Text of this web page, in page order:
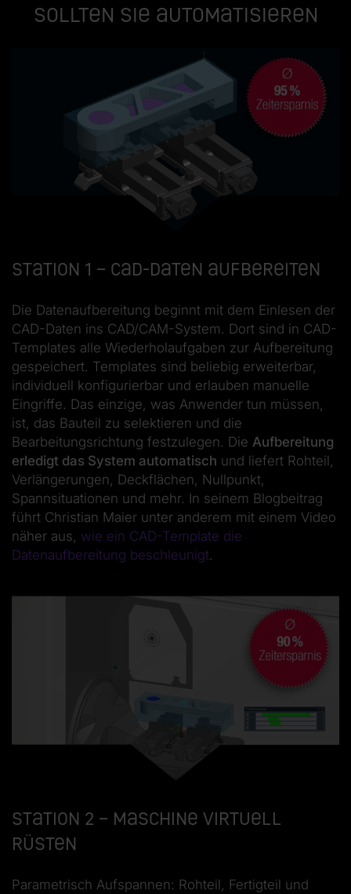
sollten Sie automatisieren
Station 1 – CAD-Daten aufbereiten
Die Datenaufbereitung beginnt mit dem Einlesen der
CAD-Daten ins CAD/CAM-System. Dort sind in CAD-
Templates alle Wiederholaufgaben zur Aufbereitung
gespeichert. Templates sind beliebig erweiterbar,
individuell konfigurierbar und erlauben manuelle
Eingriffe. Das einzige, was Anwender tun müssen,
ist, das Bauteil zu selektieren und die
Bearbeitungsrichtung festzulegen. Die Aufbereitung
erledigt das System automatisch und liefert Rohteil,
Verlängerungen, Deckflächen, Nullpunkt,
Spannsituationen und mehr. In seinem Blogbeitrag
führt Christian Maier unter anderem mit einem Video
näher aus, wie ein CAD-Template die
Datenaufbereitung beschleunigt.
Station 2 – Maschine virtuell
rüsten
Parametrisch Aufspannen: Rohteil, Fertigteil und